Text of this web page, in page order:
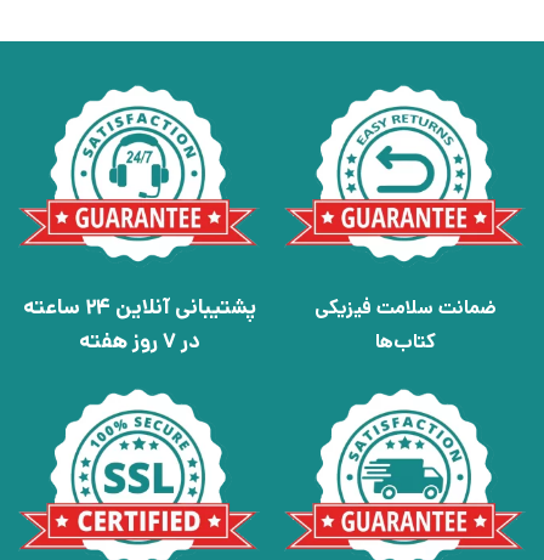
ضمانت سلامت فیزیکی
کتاب‌ها
پشتیبانی آنلاین 24 ساعته
در 7 روز هفته